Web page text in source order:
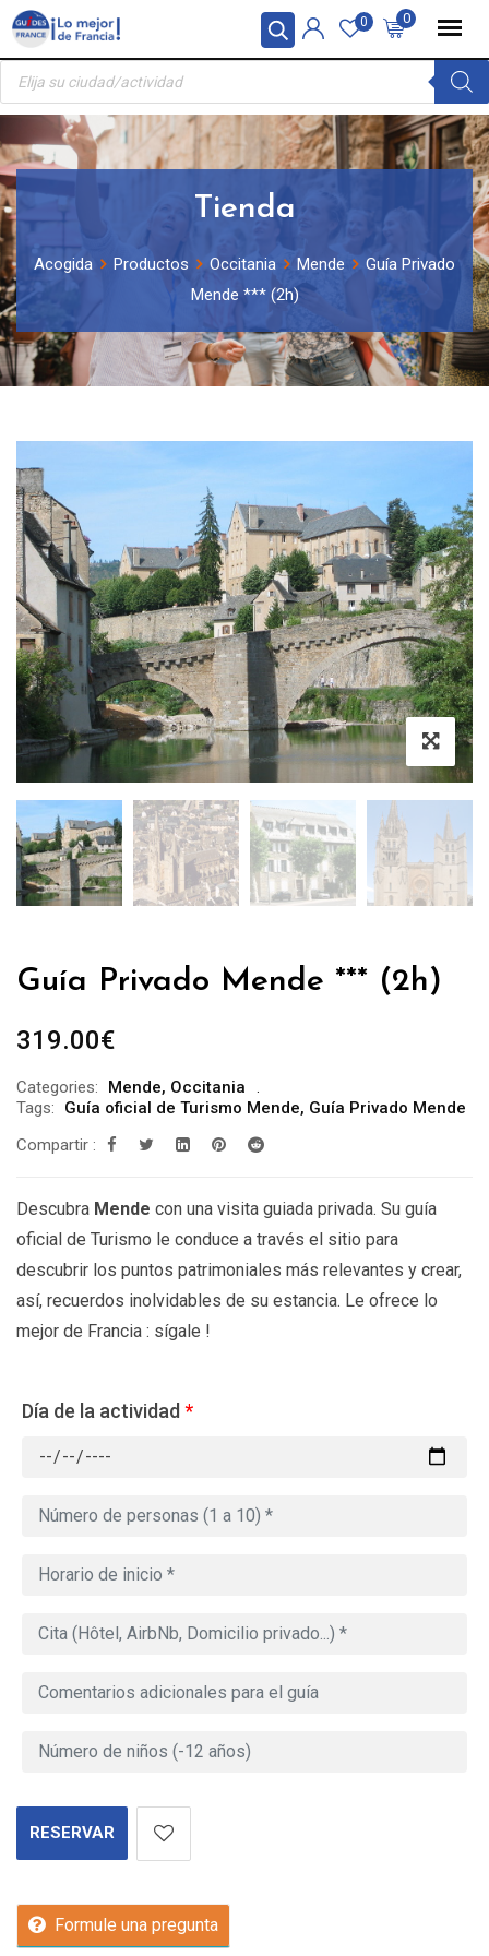
Panel de gestión de cookies
Skip
content
0
0
Búsqueda
productos
Tienda
Acogida Productos Occitania Mende
Guía Privado
Mende *** (2h)
Guía Privado Mende *** (2h)
319.00€
Categories: Mende, Occitania
Tags:
Guía oficial de Turismo Mende, Guía Privado Mende
Compartir :
Descubra Mende con una visita guiada privada. Su guía
oficial de Turismo le conduce a través el sitio para
descubrir los puntos patrimoniales más relevantes y crear,
así, recuerdos inolvidables de su estancia. Le ofrece lo
mejor de Francia : sígale !
Día de la actividad*
RESERVAR
Formule una pregunta